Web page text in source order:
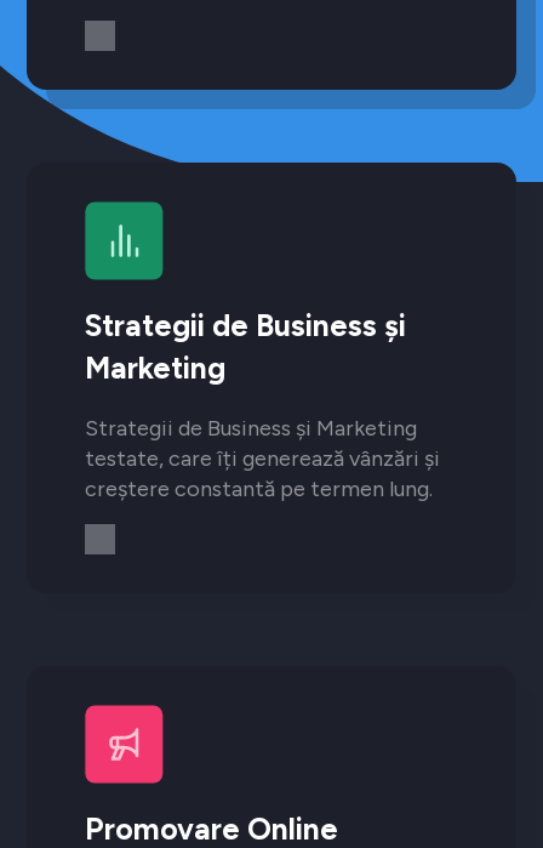
Strategii de Business și
Marketing
Strategii de Business și Marketing
testate, care îți generează vânzări și
creștere constantă pe termen lung.
Promovare Online